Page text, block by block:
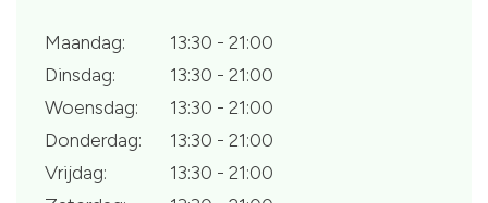
Maandag:
13:30 - 21:00
Dinsdag:
13:30 - 21:00
Woensdag:
13:30 - 21:00
Donderdag:
13:30 - 21:00
Vrijdag:
13:30 - 21:00